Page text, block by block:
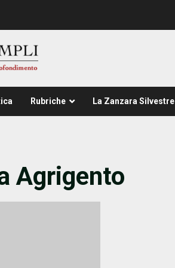
Rubriche La Zanzara Silvestre
Agrigento